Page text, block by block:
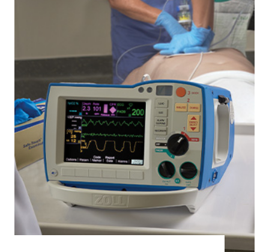
Teams wie Ihrem setzt Zenix neue
Maßstäbe in Benutzerfreundlichkeit,
Robustheit und Zuverlässigkeit. Kurz
gesagt: Zenix bringt Ruhe in das Chaos
Hier erfahren Sie mehr